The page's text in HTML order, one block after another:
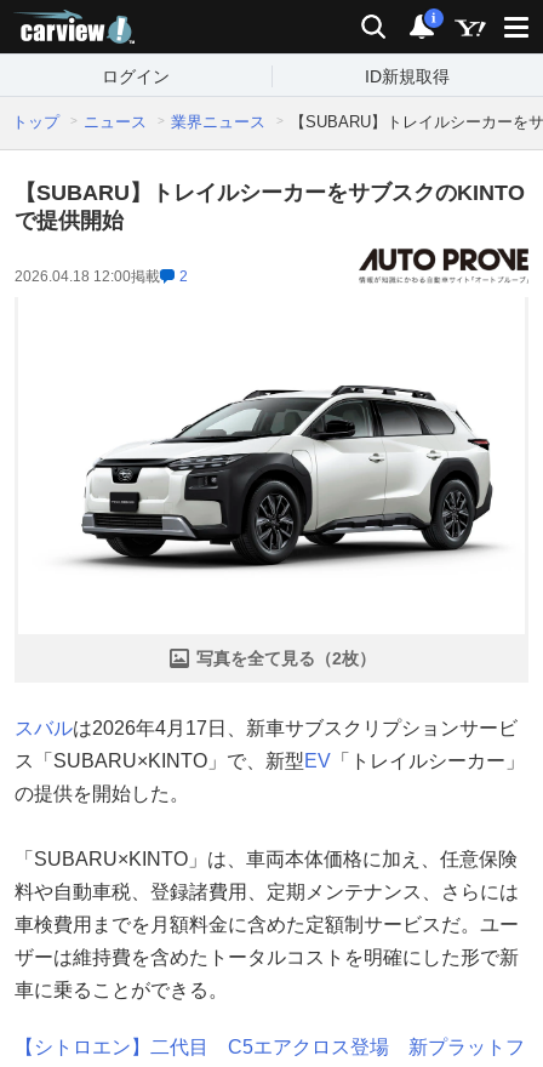
検索 通知
i
ログイン ID新規取得
トップ ニュース 業界ニュース 【SUBARU】トレイルシーカーを
【SUBARU】トレイルシーカーをサブスクのKINTO
で提供開始
2026.04.18 12:00掲載 2
写真を全て見る（2枚）
スバルは2026年4月17日、新車サブスクリプションサービ
ス「SUBARU×KINTO」で、新型EV 「トレイルシーカー」
の提供を開始した。
「SUBARU×KINTO」は、車両本体価格に加え、任意保険
料や自動車税、登録諸費用、定期メンテナンス、さらには
車検費用までを月額料金に含めた定額制サービスだ。ユー
ザーは維持費を含めたトータルコストを明確にした形で新
車に乗ることができる。
【シトロエン】二代目 C5エアクロス登場 新プラットフ